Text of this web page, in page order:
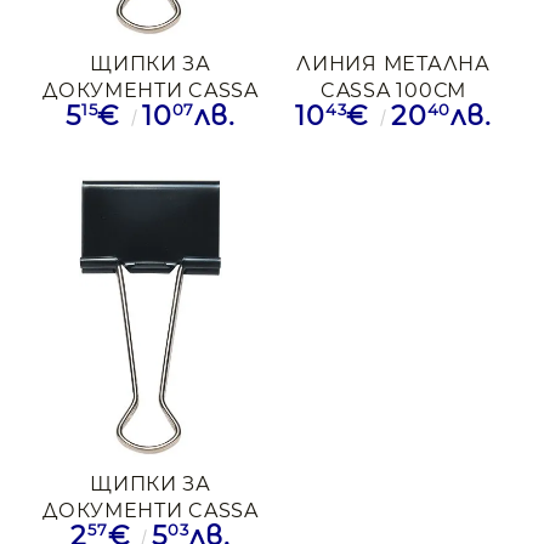
ЩИПКИ ЗА
ДОКУМЕНТИ CASSA
51ММ 12БР ЧРН
515€ 1007лв.
ЛИНИЯ МЕТАЛНА
CASSA 100СМ
1043€ 2040лв.
ЩИПКИ ЗА
ДОКУМЕНТИ CASSA
32ММ 12БР ЧРН
257€ 503лв.